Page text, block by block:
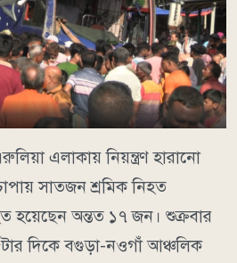
এলাকায় নিয়ন্ত্রণ হারানো
সাতজন শ্রমিক নিহত
হয়েছেন অন্তত ১৭ জন। শুক্রবার
দিকে বগুড়া-নওগাঁ আঞ্চলিক